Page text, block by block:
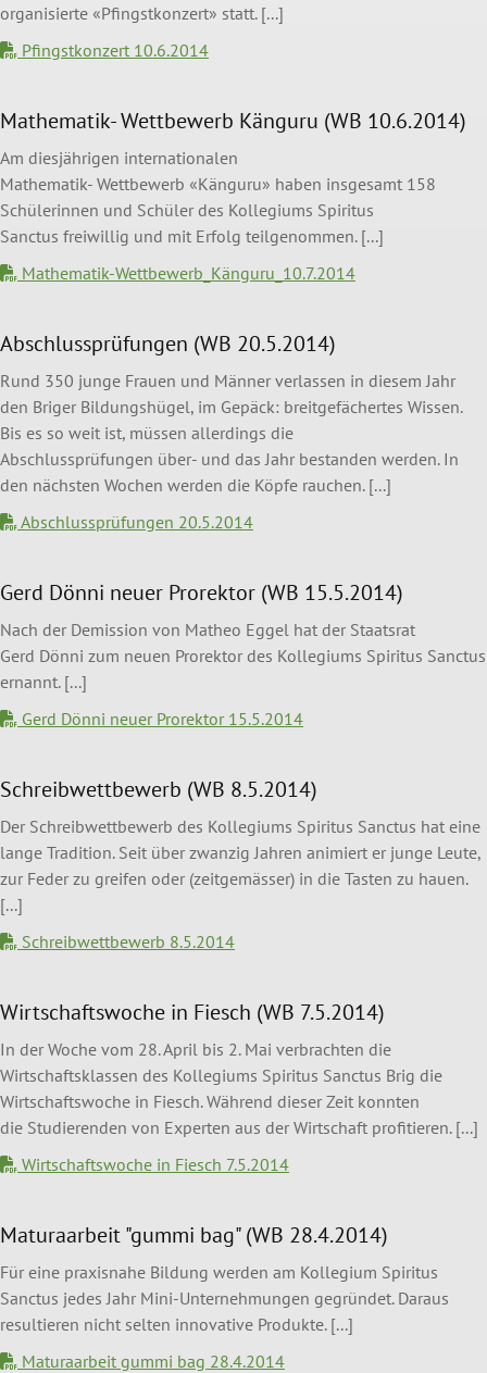
organisierte «Pfingstkonzert» statt. [...]
Pfingstkonzert 10.6.2014
Mathematik- Wettbewerb Känguru (WB 10.6.2014)
Am diesjährigen internationalen
Mathematik- Wettbewerb «Känguru» haben insgesamt 158
Schülerinnen und Schüler des Kollegiums Spiritus
Sanctus freiwillig und mit Erfolg teilgenommen. [...]
Mathematik-Wettbewerb_Känguru_10.7.2014
Abschlussprüfungen (WB 20.5.2014)
Rund 350 junge Frauen und Männer verlassen in diesem Jahr
den Briger Bildungshügel, im Gepäck: breitgefächertes Wissen.
Bis es so weit ist, müssen allerdings die
Abschlussprüfungen über- und das Jahr bestanden werden. In
den nächsten Wochen werden die Köpfe rauchen. [...]
Abschlussprüfungen 20.5.2014
Gerd Dönni neuer Prorektor (WB 15.5.2014)
Nach der Demission von Matheo Eggel hat der Staatsrat
Gerd Dönni zum neuen Prorektor des Kollegiums Spiritus Sanctus
ernannt. [...]
Gerd Dönni neuer Prorektor 15.5.2014
Schreibwettbewerb (WB 8.5.2014)
Der Schreibwettbewerb des Kollegiums Spiritus Sanctus hat eine
lange Tradition. Seit über zwanzig Jahren animiert er junge Leute,
zur Feder zu greifen oder (zeitgemässer) in die Tasten zu hauen.
[...]
Schreibwettbewerb 8.5.2014
Wirtschaftswoche in Fiesch (WB 7.5.2014)
In der Woche vom 28. April bis 2. Mai verbrachten die
Wirtschaftsklassen des Kollegiums Spiritus Sanctus Brig die
Wirtschaftswoche in Fiesch. Während dieser Zeit konnten
die Studierenden von Experten aus der Wirtschaft profitieren. [...]
Wirtschaftswoche in Fiesch 7.5.2014
Maturaarbeit "gummi bag" (WB 28.4.2014)
Für eine praxisnahe Bildung werden am Kollegium Spiritus
Sanctus jedes Jahr Mini-Unternehmungen gegründet. Daraus
resultieren nicht selten innovative Produkte. [...]
Maturaarbeit gummi bag 28.4.2014